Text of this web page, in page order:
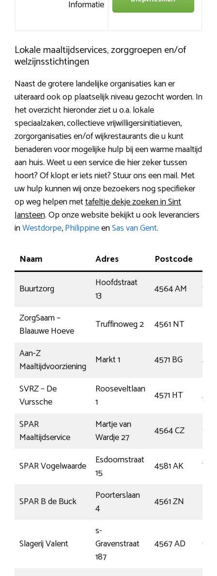
Informatie
Lokale maaltijdservices, zorggroepen en/of
welzijnsstichtingen
Naast de grotere landelijke organisaties kan er
uiteraard ook op plaatselijk niveau gezocht worden. In
het overzicht hieronder ziet u o.a. lokale
speciaalzaken, collectieve vrijwilligersinitiatieven,
zorgorganisaties en/of wijkrestaurants die u kunt
benaderen voor mogelijke hulp bij een warme maaltijd
aan huis. Weet u een service die hier zeker tussen
hoort? Of klopt er iets niet? Stuur ons een mail. Met
uw hulp kunnen wij onze bezoekers nog specifieker
op weg helpen mettafeltje dekje zoeken in Sint
Jansteen. Op onze website bekijkt u ook leveranciers
inWestdorpe,PhilippineenSas van Gent.
Naam Adres Postcode
Buurtzorg
Hoofdstraat
13
4564 AM
ZorgSaam –
Blaauwe Hoeve
Truffinoweg 2 4561 NT
Aan-Z
Maaltijdvoorziening
Markt 1 4571 BG
Axel
SVRZ – De
Vurssche
Rooseveltlaan
1
4571 HT
Axel
SPAR
Maaltijdservice
Martje van
Wardje 27
4564 CZ
SPAR Vogelwaarde
Esdoornstraat
15
4581 AK
SPAR B de Buck
Poorterslaan
4
4561 ZN
Slagerij Valent
s-
Gravenstraat
187
4567 AD